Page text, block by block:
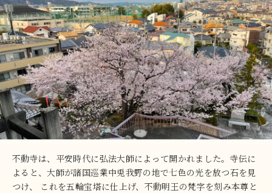
不動寺は、平安時代に弘法大師によって開かれました。寺伝に
よると、大師が諸国巡業中兎我野の地で七色の光を放つ石を見
つけ、 これを五輪宝塔に仕上げ、不動明王の梵字を刻み本尊と